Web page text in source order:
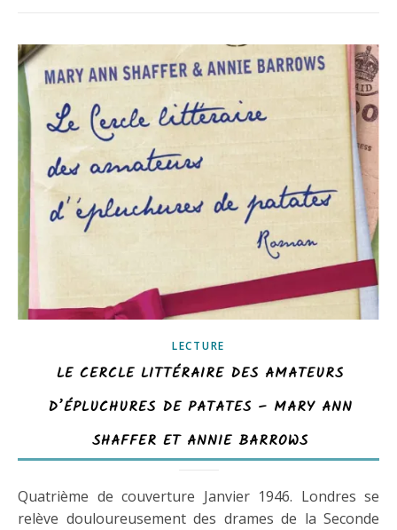
LECTURE
LE CERCLE LITTÉRAIRE DES AMATEURS
D’ÉPLUCHURES DE PATATES – MARY ANN
SHAFFER ET ANNIE BARROWS
Quatrième de couverture Janvier 1946. Londres se
relève douloureusement des drames de la Seconde